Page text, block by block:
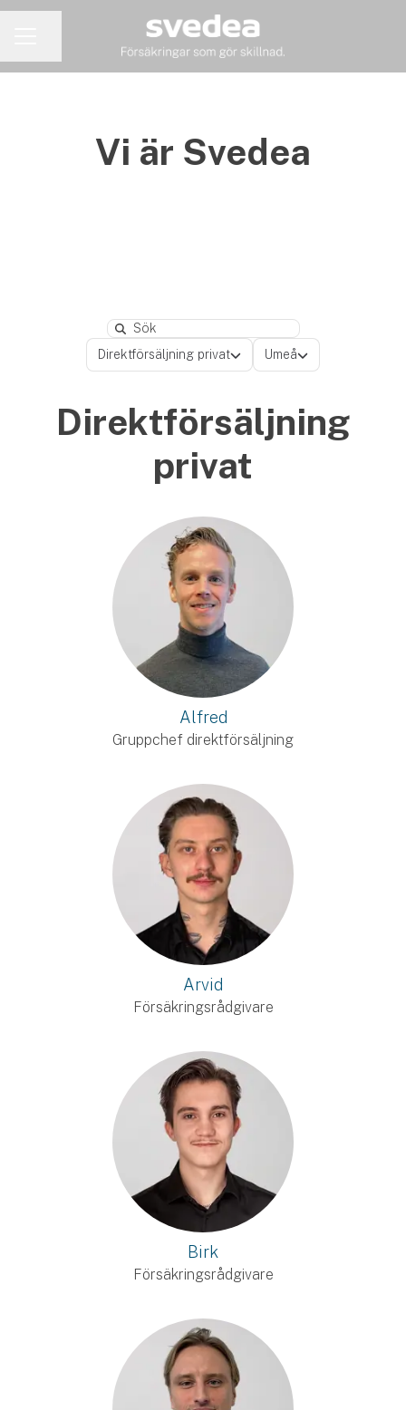
Vi är Svedea
Search
Avdelningar
Direktförsäljning privat Platser
Umeå
Direktförsäljning
privat
Alfred
Gruppchef direktförsäljning
Arvid
Försäkringsrådgivare
Birk
Försäkringsrådgivare